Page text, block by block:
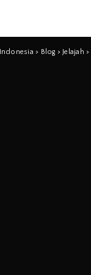
> Blog > Jelajah >